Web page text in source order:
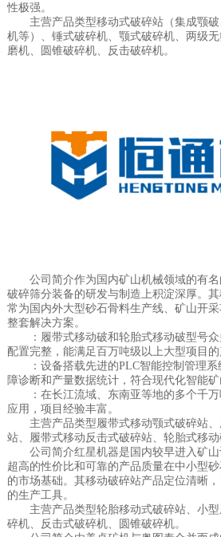
性极强。
主营产品类型移动式破碎站（集成颚破
机等）、锤式破碎机、颚式破碎机、两级
磨机、圆锥破碎机、反击破碎机。
公司简介作为国内矿山机械领域的有名
破碎筛分装备的研发与制造上积淀深厚。其
常为国内外大型砂石骨料生产线、矿山开
整套解决方案。
：履带式移动破和轮胎式移动破型号众
配置完整，能满足百万吨级以上大型项目的
：设备搭载先进的PLC智能控制管理系
障诊断和产量数据统计，符合现代化智能矿
：在长江流域、东南亚等地的多个千万
应用，项目经验丰富。
主营产品类型履带式移动颚式破碎站、
站、履带式移动反击式破碎站、轮胎式移动
公司简介红星机器是国内较早进入矿山
超高的性价比和可靠的产品质量在中小型
的市场基础。其移动破碎站产品定位清晰
的生产工具。
主营产品类型轮胎移动式破碎站、小型
碎机、反击式破碎机、圆锥破碎机。